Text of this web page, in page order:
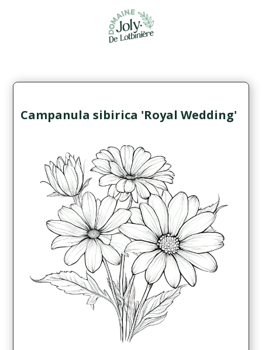
Campanula sibirica 'Royal Wedding'